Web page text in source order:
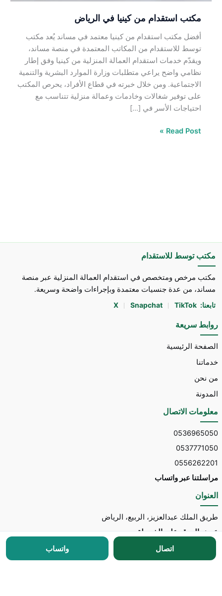
مكتب استقدام من كينيا في الرياض
أفضل مكتب استقدام من كينيا معتمد في مساند يُعد مكتب
توسط للاستقدام من المكاتب المعتمدة في منصة مساند،
ويقدّم خدمات استقدام العمالة المنزلية من كينيا وفق إطار
نظامي واضح يراعي متطلبات وزارة الموارد البشرية والتنمية
الاجتماعية. ومن خلال خبرته في قطاع الأفراد، يحرص المكتب
على توفير شغالات وخادمات وعمالة منزلية تتناسب مع
احتياجات الأسر في […]
Read Post »
مكتب توسط للاستقدام
مكتب مرخص ومتخصص في استقدام العمالة المنزلية عبر منصة
مساند، من عدة جنسيات معتمدة وبإجراءات واضحة وسريعة.
تابعنا: X Snapchat TikTok
روابط سريعة
الصفحة الرئيسية
خدماتنا
من نحن
المدونة
معلومات الاتصال
0536965050
0537771050
0556262201
مراسلتنا عبر واتساب
العنوان
طريق الملك عبدالعزيز، الربيع، الرياض
عرض الموقع على الخريطة
مكتب توسط للاستقدام
اتصال واتساب